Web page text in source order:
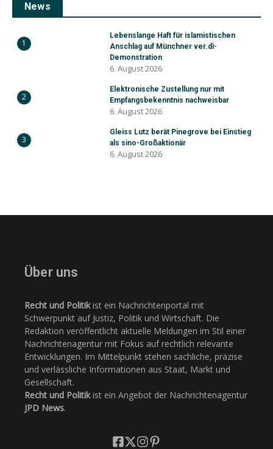
News
1
Lebenslange Haft für islamistischen
Anschlag auf Münchner ver.di-
Demonstration
6. August 2026
2
Elektronische Zustellung nur mit
Empfangsbekenntnis nachweisbar
6. August 2026
3
Gleiss Lutz berät Pinegrove bei Einstieg
als sino-Großaktionär
6. August 2026
Über uns
Recht und Politikist ein Nachrichtenportal mit
Schwerpunkt auf Justiz, Politik und Wirtschaft. Die
Redaktion veröffentlicht aktuelle Meldungen im Stil einer
Nachrichtenagentur mit Fokus auf rechtlich relevante
Entwicklungen. Im Mittelpunkt stehen sachliche, präzise
und verlässliche Informationen aus Staat, Markt und
Gesellschaft.
Recht und Politikist ein Angebot der Nachrichtenagentur
JPD News.